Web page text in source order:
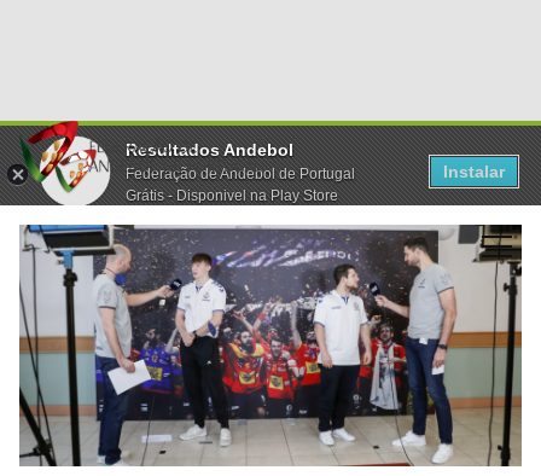
Resultados Andebol
Federação de Andebol de Portugal
Grátis - Disponivel na Play Store
Instalar